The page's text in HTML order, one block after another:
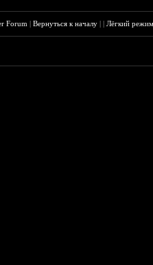
Forum |Вернуться к началу ||Лёгкий